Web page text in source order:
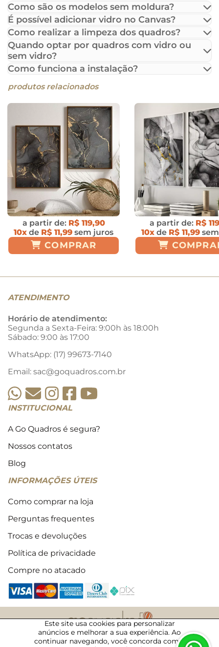
Como são os modelos sem moldura?
É possível adicionar vidro no Canvas?
Como realizar a limpeza dos quadros?
Quando optar por quadros com vidro ou
sem vidro?
Como funciona a instalação?
produtos relacionados
a partir de: R$ 119,90
10x de R$ 11,99 sem juros
COMPRAR
a partir de: R$
10xde R$ 11,99
ATENDIMENTO
Horário de atendimento:
Segunda a Sexta-Feira: 9:00h às 18:00h
Sábado: 9:00 às 17:00
WhatsApp: (17) 99673-7140
Email: sac@goquadros.com.br
INSTITUCIONAL
A Go Quadros é segura?
Nossos contatos
Blog
INFORMAÇÕES ÚTEIS
Como comprar na loja
Perguntas frequentes
Trocas e devoluções
Política de privacidade
Compre no atacado
2018 - 2026 © Todos os direitos reservados
07/08/2026 · 14:11 · 50033856
Este site usa cookies para personalizar
anúncios e melhorar a sua experiência. Ao
continuar navegando, você concorda com a